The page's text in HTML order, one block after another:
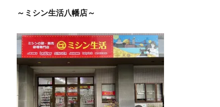
～ミシン生活八幡店～